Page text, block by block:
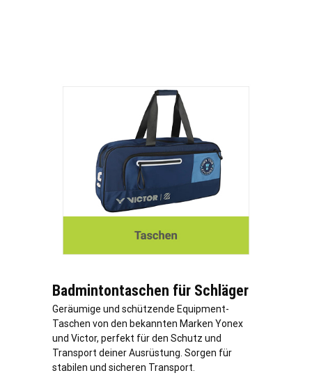
Badmintontaschen für Schläger
Geräumige und schützende Equipment-
Taschen von den bekannten Marken Yonex
und Victor, perfekt für den Schutz und
Transport deiner Ausrüstung. Sorgen für
stabilen und sicheren Transport.